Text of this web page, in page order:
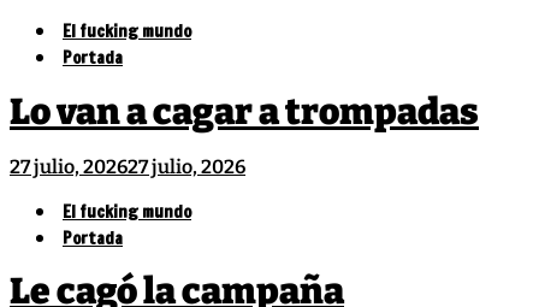
El fucking mundo
Portada
Lo van a cagar a trompadas
27 julio, 202627 julio, 2026
El fucking mundo
Portada
Le cagó la campaña